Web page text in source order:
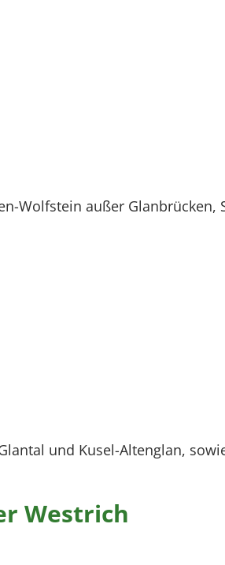
Wolfstein außer Glanbrücken,
und Kusel-Altenglan,
Westrich